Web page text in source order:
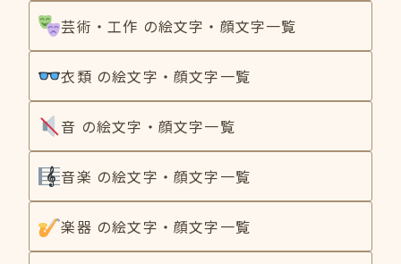
芸術・工作 の絵文字・顔文字一覧
衣類 の絵文字・顔文字一覧
音 の絵文字・顔文字一覧
音楽 の絵文字・顔文字一覧
楽器 の絵文字・顔文字一覧